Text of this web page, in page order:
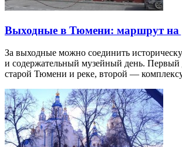
Выходные в Тюмени: маршрут на
За выходные можно соединить
и содержательный музейный день. Первый
старой Тюмени и реке, второй —